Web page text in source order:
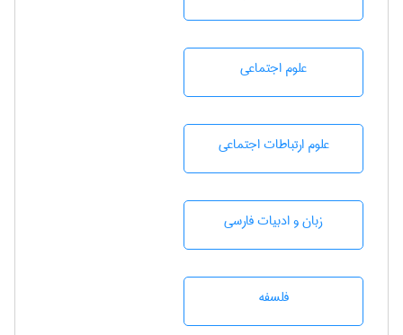
علوم اجتماعی
علوم ارتباطات اجتماعی
زبان و ادبيات فارسی
فلسفه